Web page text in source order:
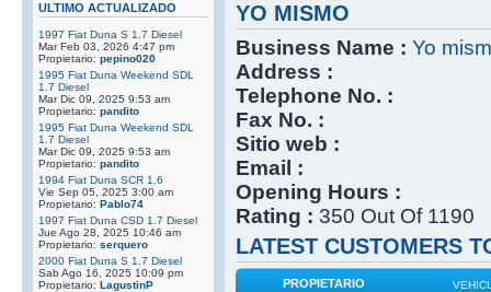
ULTIMO ACTUALIZADO
1997 Fiat Duna S 1.7 Diesel
Mar Feb 03, 2026 4:47 pm
Propietario: pepino020
1995 Fiat Duna Weekend SDL
1.7 Diesel
Mar Dic 09, 2025 9:53 am
Propietario: pandito
1995 Fiat Duna Weekend SDL
1.7 Diesel
Mar Dic 09, 2025 9:53 am
Propietario: pandito
1994 Fiat Duna SCR 1.6
Vie Sep 05, 2025 3:00 am
Propietario: Pablo74
1997 Fiat Duna CSD 1.7 Diesel
Jue Ago 28, 2025 10:46 am
Propietario: serquero
2000 Fiat Duna S 1.7 Diesel
Sab Ago 16, 2025 10:09 pm
Propietario: LagustinP
YO MISMO
Business Name : Yo
Address :
Telephone No. :
Fax No. :
Sitio web :
Email :
Opening Hours :
Rating : 350 Out Of 1190
LATEST CUSTOMERS
PROPIETARIO